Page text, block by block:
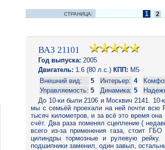
СТРАНИЦА: 1 2
ВАЗ 21101
Год выпуска: 2005
Двигатель: 1.6 (80 л.с.) КПП: M5
Внешний вид:
5 Интерьер: 4
Управляемость: 5 Динамика: 5
До 10-ки были 2106 и Москвич 2141. 10-
мы с семьёй проехали на ней почти всю
тысяч километров, и за всё это время
счёт. Два раза поменял сцепление (
всего из-за применения газа, стоит
цилиндры тормозные и рулевую
подшипники заменил, один завыл,